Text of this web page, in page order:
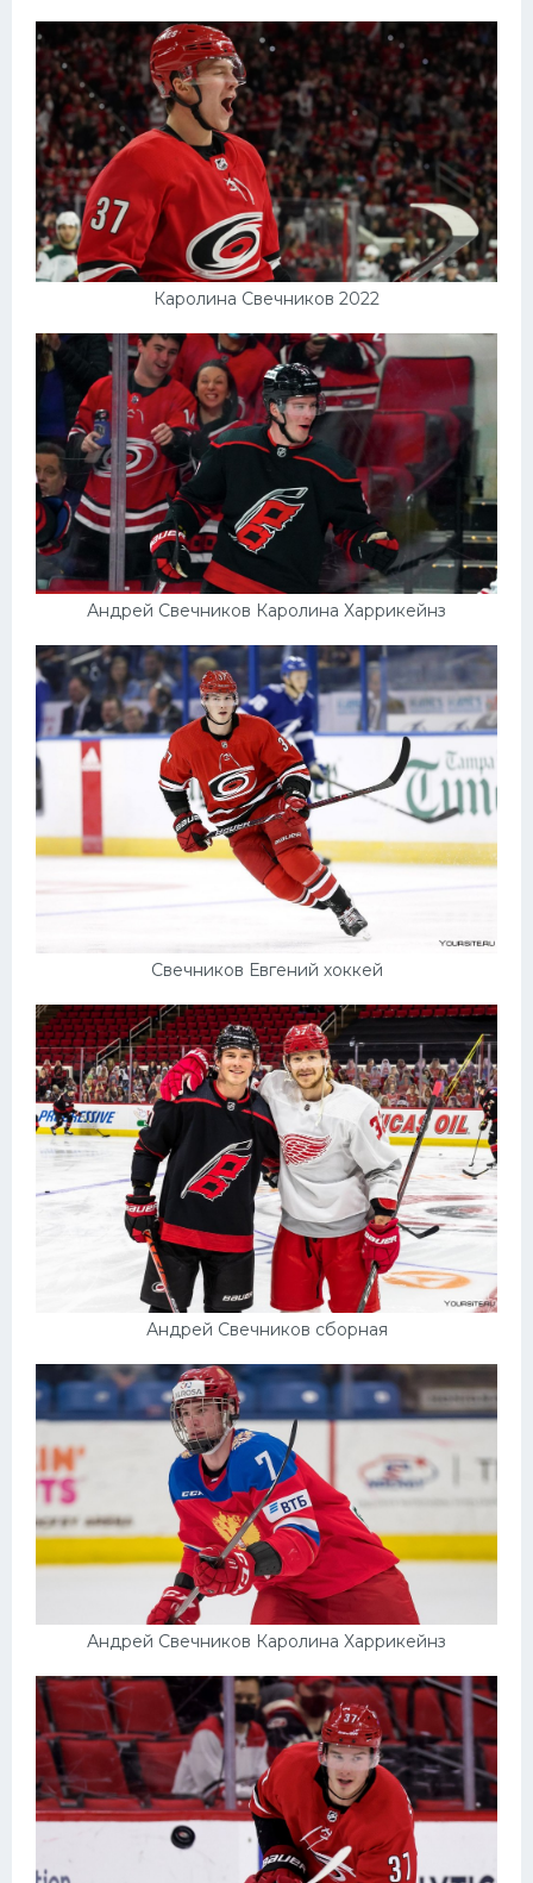
Каролина Свечников 2022
Андрей Свечников Каролина Харрикейнз
Свечников Евгений хоккей
Андрей Свечников сборная
Андрей Свечников Каролина Харрикейнз